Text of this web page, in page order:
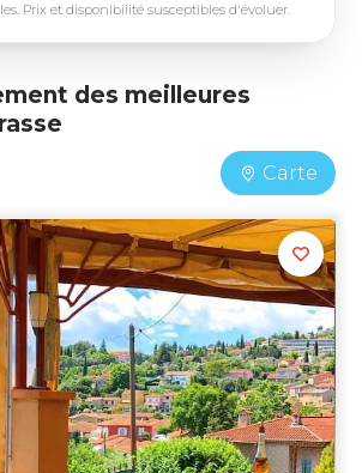
Prix et disponibilité susceptibles d'évoluer.
des meilleures
Carte